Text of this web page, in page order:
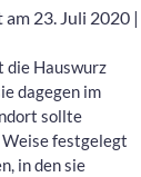
23. Juli 2020 |
die Hauswurz
dagegen im
sollte
Weise festgelegt
in den sie